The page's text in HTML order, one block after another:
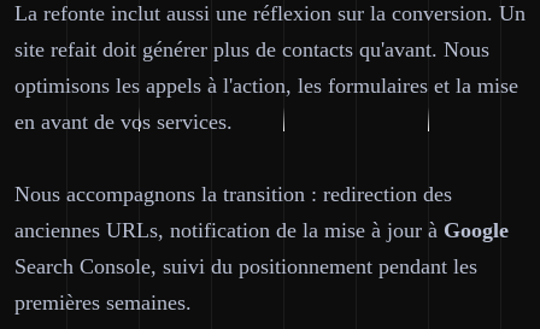
La refonte inclut aussi une réflexion sur la conversion. Un
site refait doit générer plus de contacts qu'avant. Nous
optimisons les appels à l'action, les formulaires et la mise
en avant de vos services.
Nous accompagnons la transition : redirection des
anciennes URLs, notification de la mise à jour à Google
Search Console, suivi du positionnement pendant les
premières semaines.